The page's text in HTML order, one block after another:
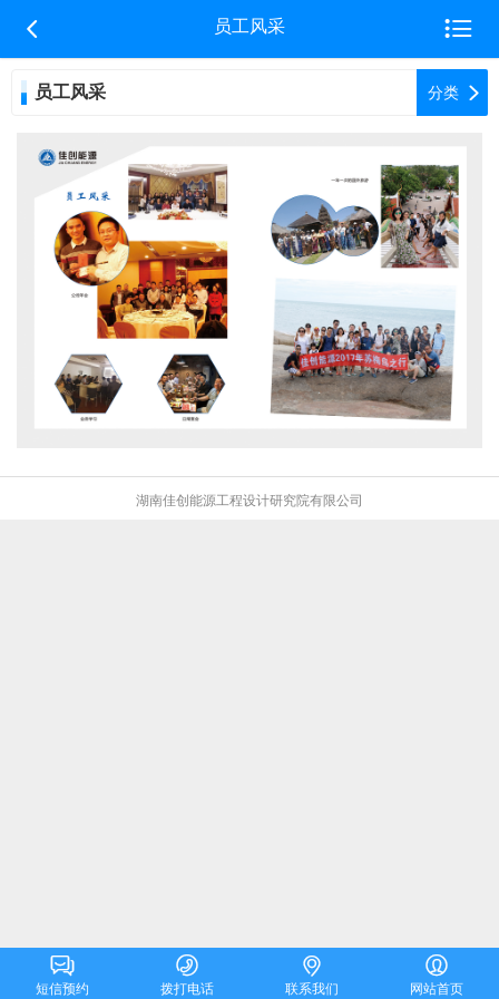
 员工风采 
员工风采 分类 
湖南佳创能源工程设计研究院有限公司

短信预约

拨打电话

联系我们

网站首页